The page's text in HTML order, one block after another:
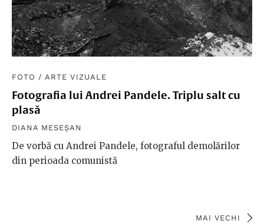
FOTO / ARTE VIZUALE
Fotografia lui Andrei Pandele. Triplu salt cu
plasă
DIANA MESEȘAN
De vorbă cu Andrei Pandele, fotograful demolărilor
din perioada comunistă
MAI VECHI